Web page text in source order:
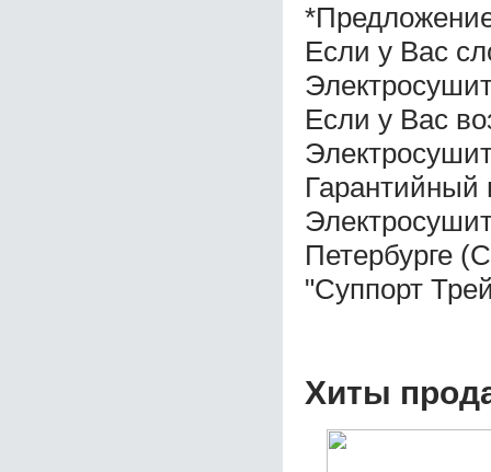
Если у Вас
Если у Вас
Гарантийный
Петербурге
"Суппорт
Хиты